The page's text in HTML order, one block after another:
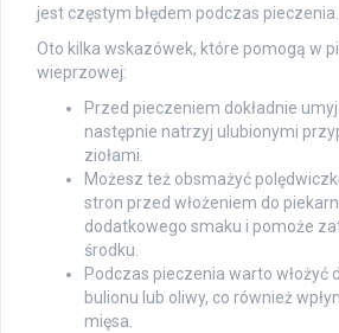
jest częstym błędem podczas pieczenia.
Oto kilka wskazówek, które pomogą w
wieprzowej:
Przed pieczeniem dokładnie
następnie natrzyj ulubionymi
ziołami.
Możesz też obsmażyć
stron przed włożeniem do
dodatkowego smaku i pomoże
środku.
Podczas pieczenia warto włożyć
bulionu lub oliwy, co również
mięsa.